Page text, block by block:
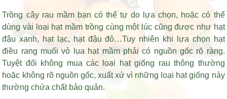
Trồng cây rau mầm bạn có thể tự do lựa chọn, hoặc có thể
dùng vài loại hạt mầm trồng cùng một lúc cũng được như hạt
đậu xanh, hạt lạc, hạt đậu đỏ…Tuy nhiên khi lựa chọn hạt
điều rang muối vỏ lụa hạt mầm phải có nguồn gốc rõ ràng.
Tuyệt đối không mua các loại hạt giống rau thông thường
hoặc không rõ nguồn gốc, xuất xứ vì những loại hạt giống này
thường chứa chất bảo quản.